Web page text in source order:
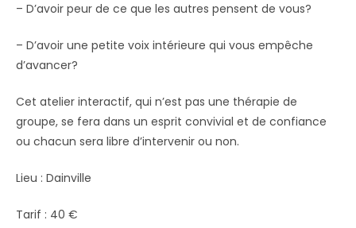
– D’avoir peur de ce que les autres pensent de vous?
– D’avoir une petite voix intérieure qui vous empêche
d’avancer?
Cet atelier interactif, qui n’est pas une thérapie de
groupe, se fera dans un esprit convivial et de confiance
ou chacun sera libre d’intervenir ou non.
Lieu : Dainville
Tarif : 40 €